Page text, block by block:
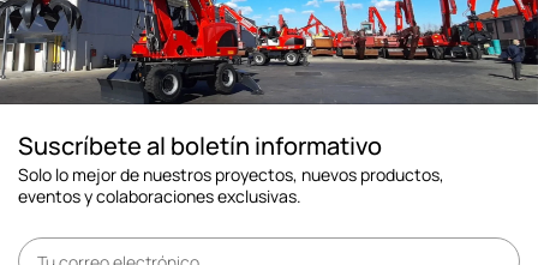
Suscríbete al boletín informativo
Solo lo mejor de nuestros proyectos, nuevos productos,
eventos y colaboraciones exclusivas.